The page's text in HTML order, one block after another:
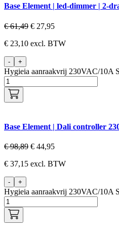
Base Element | led-dimmer | 2-
€61,49 € 27,95
€ 23,10 excl. BTW
- +
Hygieia aanraakvrij 230VAC/10A
Base Element | Dali controller
€98,89 € 44,95
€ 37,15 excl. BTW
- +
Hygieia aanraakvrij 230VAC/10A